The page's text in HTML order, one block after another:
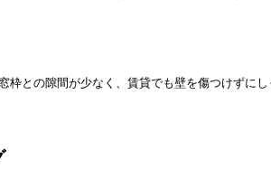
枠との隙間が少なく、賃貸でも壁を傷つけずにし